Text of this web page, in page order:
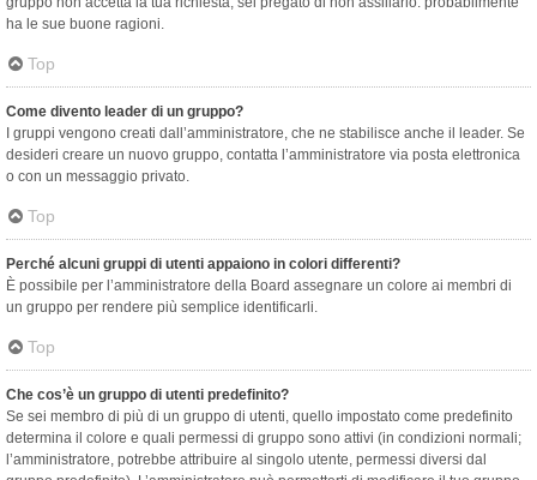
ha le sue buone ragioni.
Top
Come divento leader di un gruppo?
I gruppi vengono creati dall’amministratore, che ne stabilisce anche il leader. Se
desideri creare un nuovo gruppo, contatta l’amministratore via posta elettronica
o con un messaggio privato.
Top
Perché alcuni gruppi di utenti appaiono in colori differenti?
È possibile per l’amministratore della Board assegnare un colore ai membri di
un gruppo per rendere più semplice identificarli.
Top
Che cos’è un gruppo di utenti predefinito?
Se sei membro di più di un gruppo di utenti, quello impostato come predefinito
determina il colore e quali permessi di gruppo sono attivi (in condizioni normali;
l’amministratore, potrebbe attribuire al singolo utente, permessi diversi dal